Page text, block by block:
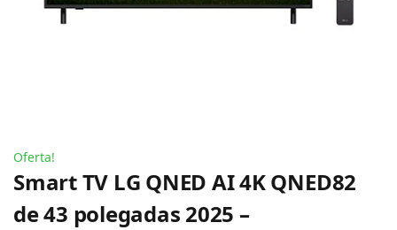
Oferta!
Smart TV LG QNED AI 4K QNED82
de 43 polegadas 2025 –